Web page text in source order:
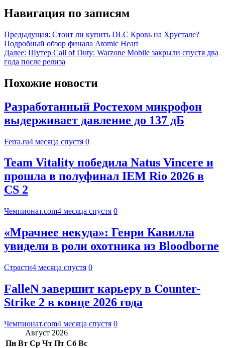
Навигация по записям
Предыдущая: Стоит ли купить DLC Кровь на Хрустале?
Подробный обзор финала Atomic Heart
Далее: Шутер Call of Duty: Warzone Mobile закрыли спустя два
года после релиза
Похожие новости
Разработанный Ростехом микрофон
выдерживает давление до 137 дБ
Ferra.ru4 месяца спустя 0
Team Vitality победила Natus Vincere и
прошла в полуфинал IEM Rio 2026 в
CS 2
Чемпионат.com4 месяца спустя 0
«Мрачнее некуда»: Генри Кавилла
увидели в роли охотника из Bloodborne
Страсти4 месяца спустя 0
FalleN завершит карьеру в Counter-
Strike 2 в конце 2026 года
Чемпионат.com4 месяца спустя 0
Август 2026
Пн Вт Ср Чт Пт Сб Вс